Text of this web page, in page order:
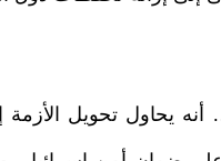
أنه يحاول تحويل